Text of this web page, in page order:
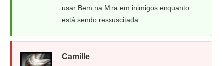
usar Bem na Mira em inimigos enquanto
está sendo ressuscitada
Camille